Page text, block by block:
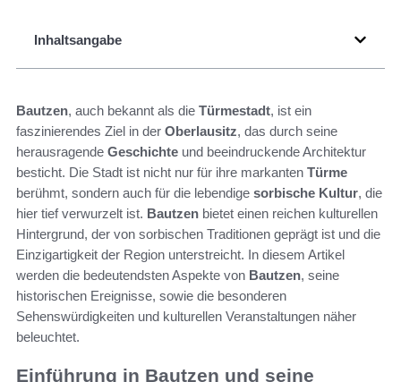
Inhaltsangabe
Bautzen, auch bekannt als die Türmestadt, ist ein
faszinierendes Ziel in der Oberlausitz, das durch seine
herausragende Geschichte und beeindruckende Architektur
besticht. Die Stadt ist nicht nur für ihre markanten Türme
berühmt, sondern auch für die lebendige sorbische Kultur, die
hier tief verwurzelt ist. Bautzen bietet einen reichen kulturellen
Hintergrund, der von sorbischen Traditionen geprägt ist und die
Einzigartigkeit der Region unterstreicht. In diesem Artikel
werden die bedeutendsten Aspekte von Bautzen, seine
historischen Ereignisse, sowie die besonderen
Sehenswürdigkeiten und kulturellen Veranstaltungen näher
beleuchtet.
Einführung in Bautzen und seine